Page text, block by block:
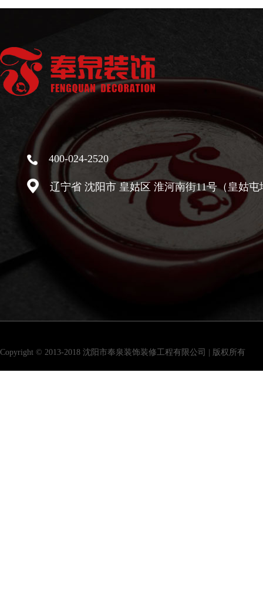
400-024-2520
辽宁省 沈阳市 皇姑区 淮河南街11号（皇姑
Copyright © 2013-2018 沈阳市奉泉装饰装修工程有限公司 | 版权所有